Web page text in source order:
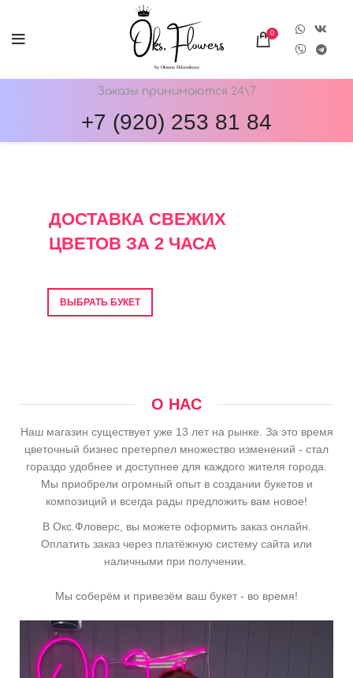
0
Заказы принимаются 24\7
+7 (920) 253 81 84
ДОСТАВКА СВЕЖИХ
ЦВЕТОВ ЗА 2 ЧАСА
ВЫБРАТЬ БУКЕТ
О НАС
Наш магазин существует уже 13 лет на рынке. За это время
цветочный бизнес претерпел множество изменений - стал
гораздо удобнее и доступнее для каждого жителя города.
Мы приобрели огромный опыт в создании букетов и
композиций и всегда рады предложить вам новое!
В Окс.Фловерс, вы можете оформить заказ онлайн.
Оплатить заказ через платёжную систему сайта или
наличными при получении.
Мы соберём и привезём ваш букет - во время!